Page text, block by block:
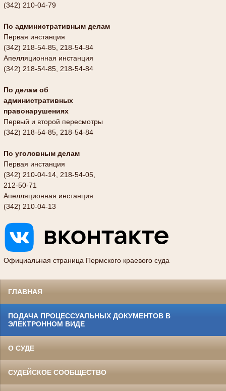
(342) 210-04-79
По административным делам
Первая инстанция
(342) 218-54-85, 218-54-84
Апелляционная инстанция
(342) 218-54-85, 218-54-84
По делам об
административных
правонарушениях
Первый и второй пересмотры
(342) 218-54-85, 218-54-84
По уголовным делам
Первая инстанция
(342) 210-04-14, 218-54-05,
212-50-71
Апелляционная инстанция
(342) 210-04-13
Официальная страница Пермского краевого суда
ГЛАВНАЯ
ПОДАЧА ПРОЦЕССУАЛЬНЫХ ДОКУМЕНТОВ В
ЭЛЕКТРОННОМ ВИДЕ
О СУДЕ
СУДЕЙСКОЕ СООБЩЕСТВО